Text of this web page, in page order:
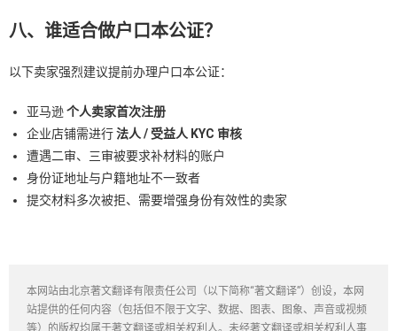
八、谁适合做户口本公证？
以下卖家强烈建议提前办理户口本公证：
亚马逊个人卖家首次注册
企业店铺需进行法人 / 受益人 KYC 审核
遭遇二审、三审被要求补材料的账户
身份证地址与户籍地址不一致者
提交材料多次被拒、需要增强身份有效性的卖家
本网站由北京著文翻译有限责任公司（以下简称“著文翻译”）创设，本网
站提供的任何内容（包括但不限于文字、数据、图表、图象、声音或视频